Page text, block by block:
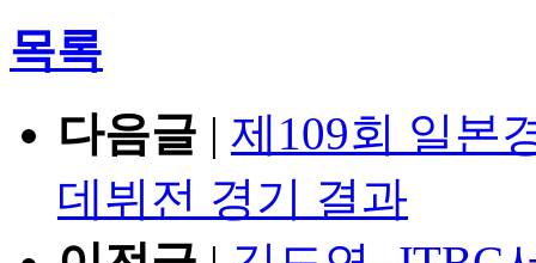
목록
다음글 | 제109회 일본
데뷔전 경기 결과